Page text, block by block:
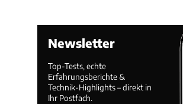
Newsletter
Top-Tests, echte
Erfahrungsberichte &
Technik-Highlights – direkt in
Ihr Postfach.